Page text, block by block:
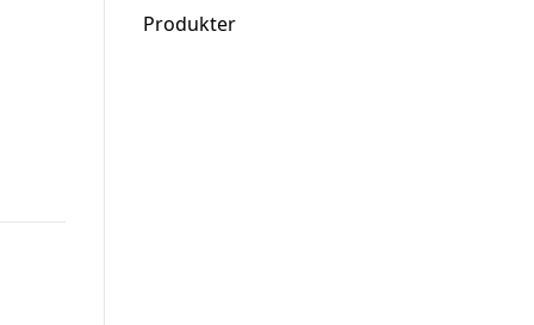
Produkter